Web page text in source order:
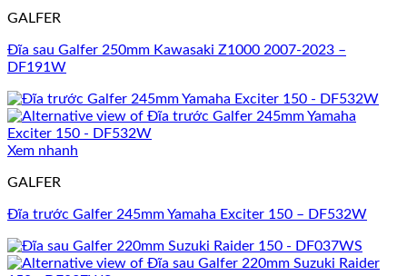
GALFER
Đĩa sau Galfer 250mm Kawasaki Z1000 2007-2023 –
DF191W
Xem nhanh
GALFER
Đĩa trước Galfer 245mm Yamaha Exciter 150 – DF532W